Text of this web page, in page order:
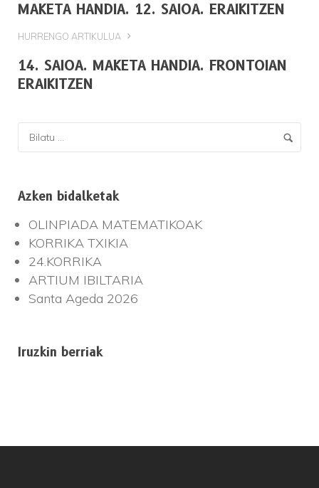
MAKETA HANDIA. 12. SAIOA. ERAIKITZEN
HURRENGO ARTIKULUA
14. SAIOA. MAKETA HANDIA. FRONTOIAN
ERAIKITZEN
Azken bidalketak
OLINPIADA MATEMATIKOAK
KORRIKA TXIKIA
24.KORRIKA
ARTIUM IBILTARIA
Santa Ageda 2026
Iruzkin berriak